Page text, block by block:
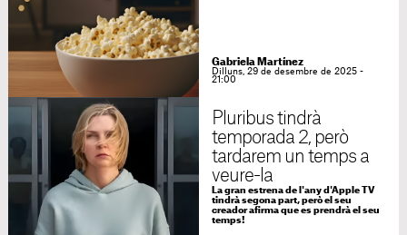
Gabriela Martínez
Dilluns, 29 de desembre de 2025 -
21:00
Pluribus tindrà
temporada 2, però
tardarem un temps a
veure-la
La gran estrena de l'any d'Apple TV
tindrà segona part, però el seu
creador afirma que es prendrà el seu
temps!